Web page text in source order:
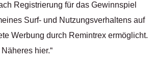
Registrierung für das Gewinnspiel
Surf- und Nutzungsverhaltens auf
Werbung durch Remintrex ermöglicht.
hier.“